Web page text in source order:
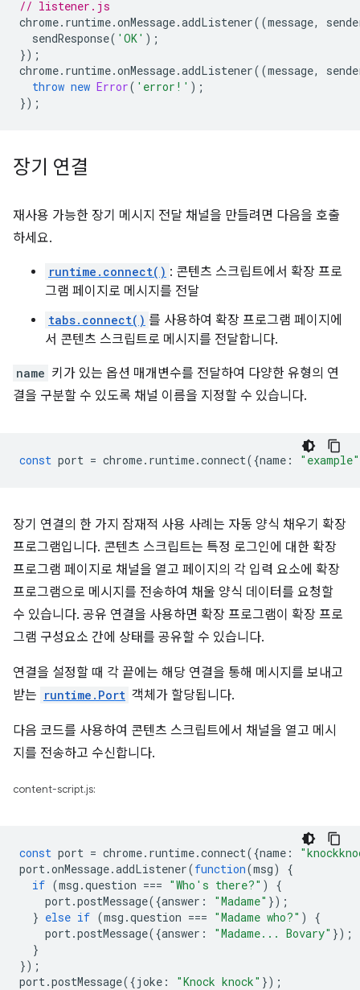
// listener.js
chrome. runtime.onMessage.addListener((message,
sendResponse( 'OK' );
});
chrome. runtime.onMessage.addListener((message,
throw new Error( 'error!' );
});
장기 연결
재사용 가능한 장기 메시지 전달 채널을 만들려면 다음을 호출
하세요.
runtime.connect() : 콘텐츠 스크립트에서 확장 프로
그램 페이지로 메시지를 전달
tabs.connect() 를 사용하여 확장 프로그램 페이지에
서 콘텐츠 스크립트로 메시지를 전달합니다.
name 키가 있는 옵션 매개변수를 전달하여 다양한 유형의 연
결을 구분할 수 있도록 채널 이름을 지정할 수 있습니다.
const port = chrome. runtime.connect({name : "example"
장기 연결의 한 가지 잠재적 사용 사례는 자동 양식 채우기 확장
프로그램입니다. 콘텐츠 스크립트는 특정 로그인에 대한 확장
프로그램 페이지로 채널을 열고 페이지의 각 입력 요소에 확장
프로그램으로 메시지를 전송하여 채울 양식 데이터를 요청할
수 있습니다. 공유 연결을 사용하면 확장 프로그램이 확장 프로
그램 구성요소 간에 상태를 공유할 수 있습니다.
연결을 설정할 때 각 끝에는 해당 연결을 통해 메시지를 보내고
받는 runtime.Port 객체가 할당됩니다.
다음 코드를 사용하여 콘텐츠 스크립트에서 채널을 열고 메시
지를 전송하고 수신합니다.
content-script.js:
const port = chrome. runtime.connect({name :
port.onMessage.addListener(function(msg)
{
if (msg .question === "Who's there?" )
{
port.postMessage({answer : "Madame" });
} else if (msg .question === "Madame who?" )
{
port.postMessage({answer : "Madame... Bovary" });
}
});
port.postMessage({joke : "Knock knock" });